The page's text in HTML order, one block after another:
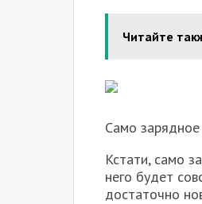
Читайте
Само
Кстати, само
него будет
достаточно